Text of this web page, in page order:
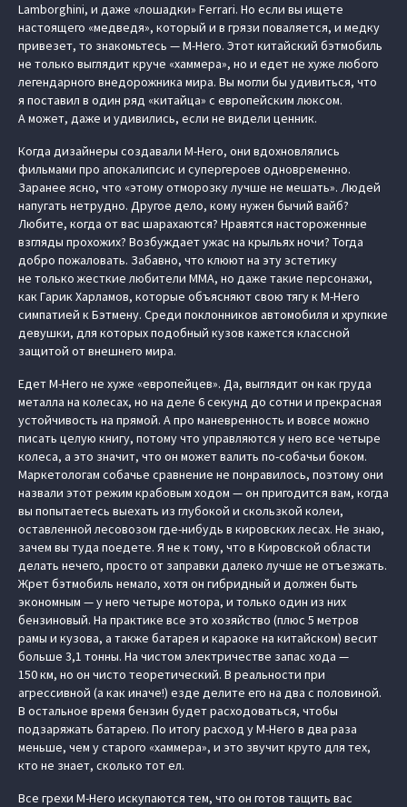
Lamborghini, и даже «лошадки» Ferrari. Но если вы ищете
настоящего «медведя», который и в грязи поваляется, и медку
привезет, то знакомьтесь — M-Hero. Этот китайский бэтмобиль
не только выглядит круче «хаммера», но и едет не хуже любого
легендарного внедорожника мира. Вы могли бы удивиться, что
я поставил в один ряд «китайца» с европейским люксом.
А может, даже и удивились, если не видели ценник.
Когда дизайнеры создавали M-Hero, они вдохновлялись
фильмами про апокалипсис и супергероев одновременно.
Заранее ясно, что «этому отморозку лучше не мешать». Людей
напугать нетрудно. Другое дело, кому нужен бычий вайб?
Любите, когда от вас шарахаются? Нравятся настороженные
взгляды прохожих? Возбуждает ужас на крыльях ночи? Тогда
добро пожаловать. Забавно, что клюют на эту эстетику
не только жесткие любители ММА, но даже такие персонажи,
как Гарик Харламов, которые объясняют свою тягу к M-Hero
симпатией к Бэтмену. Среди поклонников автомобиля и хрупкие
девушки, для которых подобный кузов кажется классной
защитой от внешнего мира.
Едет M-Hero не хуже «европейцев». Да, выглядит он как груда
металла на колесах, но на деле 6 секунд до сотни и прекрасная
устойчивость на прямой. А про маневренность и вовсе можно
писать целую книгу, потому что управляются у него все четыре
колеса, а это значит, что он может валить по-собачьи боком.
Маркетологам собачье сравнение не понравилось, поэтому они
назвали этот режим крабовым ходом — он пригодится вам, когда
вы попытаетесь выехать из глубокой и скользкой колеи,
оставленной лесовозом где-нибудь в кировских лесах. Не знаю,
зачем вы туда поедете. Я не к тому, что в Кировской области
делать нечего, просто от заправки далеко лучше не отъезжать.
Жрет бэтмобиль немало, хотя он гибридный и должен быть
экономным — у него четыре мотора, и только один из них
бензиновый. На практике все это хозяйство (плюс 5 метров
рамы и кузова, а также батарея и караоке на китайском) весит
больше 3,1 тонны. На чистом электричестве запас хода —
150 км, но он чисто теоретический. В реальности при
агрессивной (а как иначе!) езде делите его на два с половиной.
В остальное время бензин будет расходоваться, чтобы
подзаряжать батарею. По итогу расход у M-Hero в два раза
меньше, чем у старого «хаммера», и это звучит круто для тех,
кто не знает, сколько тот ел.
Все грехи M-Hero искупаются тем, что он готов тащить вас